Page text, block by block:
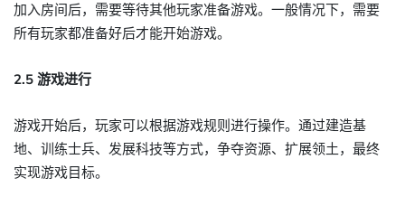
加入房间后，需要等待其他玩家准备游戏。一般情况下，需要
所有玩家都准备好后才能开始游戏。
2.5 游戏进行
游戏开始后，玩家可以根据游戏规则进行操作。通过建造基
地、训练士兵、发展科技等方式，争夺资源、扩展领土，最终
实现游戏目标。